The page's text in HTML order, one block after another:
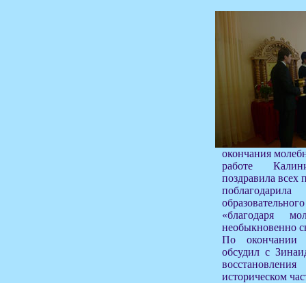
окончания
работе
поздравила всех
поблагодарила
«благодаря
необыкновенно
По окончании
обсудил с
историческом